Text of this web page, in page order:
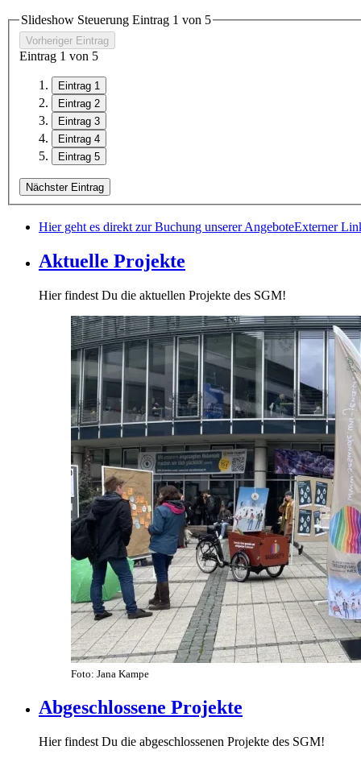
Slideshow Steuerung Eintrag 1 von 5
Vorheriger Eintrag
Eintrag 1 von 5
Eintrag 1
Eintrag 2
Eintrag 3
Eintrag 4
Eintrag 5
Nächster Eintrag
Hier geht es direkt zur Buchung unserer AngeboteExterner
Aktuelle Projekte
Hier findest Du die aktuellen Projekte des SGM!
Foto: Jana Kampe
Abgeschlossene Projekte
Hier findest Du die abgeschlossenen Projekte des SGM!